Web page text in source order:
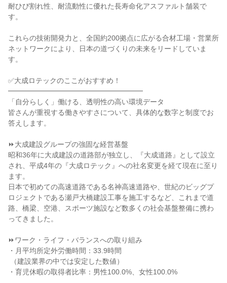
耐ひび割れ性、耐流動性に優れた長寿命化アスファルト舗装で
す。
これらの技術開発力と、全国約200拠点に広がる合材工場・営業所
ネットワークにより、日本の道づくりの未来をリードしていま
す。
✅大成ロテックのここがおすすめ！
━━━━━━━━━━━━━━━━━━━
「自分らしく」働ける、透明性の高い環境データ
皆さんが重視する働きやすさについて、具体的な数字と制度でお
答えします。
⏩大成建設グループの強固な経営基盤
昭和36年に大成建設の道路部が独立し、『大成道路』として設立
され、平成4年の『大成ロテック』への社名変更を経て現在に至り
ます。
日本で初めての高速道路である名神高速道路や、世紀のビッグプ
ロジェクトである瀬戸大橋建設工事を施工するなど、これまで道
路、橋梁、空港、スポーツ施設など数多くの社会基盤整備に携わ
ってきました。
⏩ワーク・ライフ・バランスへの取り組み
・月平均所定外労働時間：33.9時間
・育児休暇の取得者比率：男性100.0%、女性100.0%